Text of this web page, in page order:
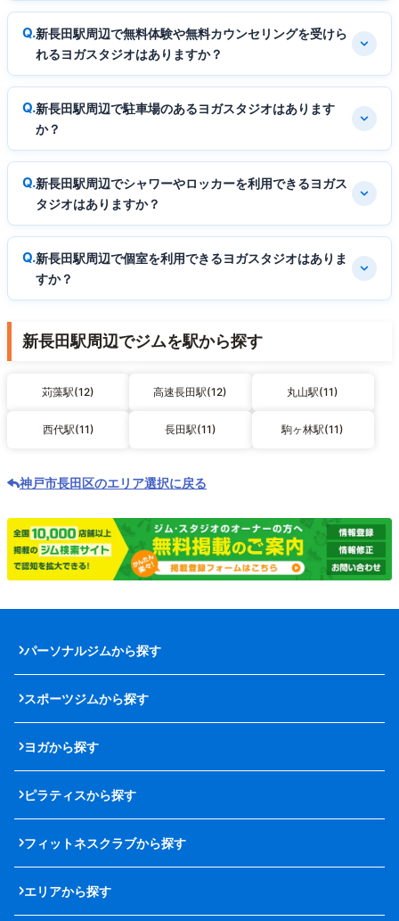
新長田駅周辺で無料体験や無料カウンセリングを受けら
れるヨガスタジオはありますか？
新長田駅周辺で駐車場のあるヨガスタジオはあります
か？
新長田駅周辺でシャワーやロッカーを利用できるヨガス
タジオはありますか？
新長田駅周辺で個室を利用できるヨガスタジオはありま
すか？
新長田駅周辺でジムを駅から探す
苅藻駅(12) 高速長田駅(12) 丸山駅(11)
西代駅(11) 長田駅(11) 駒ヶ林駅(11)
神戸市長田区のエリア選択に戻る
パーソナルジムから探す
スポーツジムから探す
ヨガから探す
ピラティスから探す
フィットネスクラブから探す
エリアから探す